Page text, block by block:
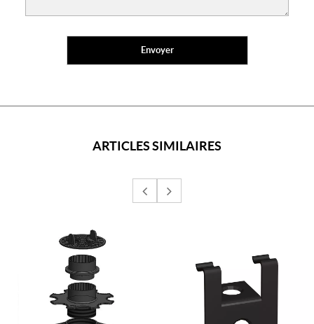
ARTICLES SIMILAIRES